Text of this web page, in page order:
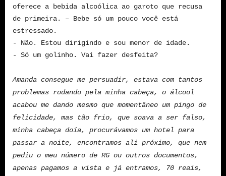
oferece a bebida alcoólica ao garoto que recusa
de primeira. – Bebe só um pouco você está
estressado.
- Não. Estou dirigindo e sou menor de idade.
- Só um golinho. Vai fazer desfeita?
Amanda consegue me persuadir, estava com tantos
problemas rodando pela minha cabeça, o álcool
acabou me dando mesmo que momentâneo um pingo de
felicidade, mas tão frio, que soava a ser falso,
minha cabeça doía, procurávamos um hotel para
passar a noite, encontramos ali próximo, que nem
pediu o meu número de RG ou outros documentos,
apenas pagamos a vista e já entramos, 70 reais,